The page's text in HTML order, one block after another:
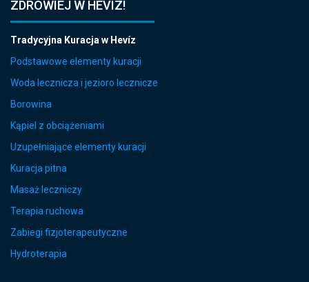
ZDROWIEJ W HÉVÍZ!
Tradycyjna Kuracja w Hevíz
Podstawowe elementy kuracji
Woda lecznicza i jezioro lecznicze
Borowina
Kąpiel z obciążeniami
Uzupełniające elementy kuracji
Kuracja pitna
Masaż leczniczy
Terapia ruchowa
Zabiegi fizjoterapeutyczne
Hydroterapia